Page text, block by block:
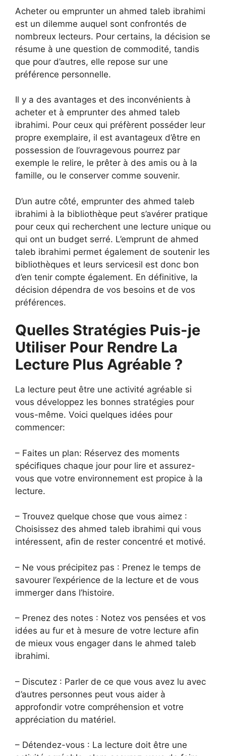
Acheter ou emprunter un ahmed taleb ibrahimi
est un dilemme auquel sont confrontés de
nombreux lecteurs. Pour certains, la décision se
résume à une question de commodité, tandis
que pour d’autres, elle repose sur une
préférence personnelle.
Il y a des avantages et des inconvénients à
acheter et à emprunter des ahmed taleb
ibrahimi. Pour ceux qui préfèrent posséder leur
propre exemplaire, il est avantageux d’être en
possession de l’ouvragevous pourrez par
exemple le relire, le prêter à des amis ou à la
famille, ou le conserver comme souvenir.
D’un autre côté, emprunter des ahmed taleb
ibrahimi à la bibliothèque peut s’avérer pratique
pour ceux qui recherchent une lecture unique ou
qui ont un budget serré. L’emprunt de ahmed
taleb ibrahimi permet également de soutenir les
bibliothèques et leurs servicesil est donc bon
d’en tenir compte également. En définitive, la
décision dépendra de vos besoins et de vos
préférences.
Quelles Stratégies Puis-je
Utiliser Pour Rendre La
Lecture Plus Agréable ?
La lecture peut être une activité agréable si
vous développez les bonnes stratégies pour
vous-même. Voici quelques idées pour
commencer:
– Faites un plan: Réservez des moments
spécifiques chaque jour pour lire et assurez-
vous que votre environnement est propice à la
lecture.
– Trouvez quelque chose que vous aimez :
Choisissez des ahmed taleb ibrahimi qui vous
intéressent, afin de rester concentré et motivé.
– Ne vous précipitez pas : Prenez le temps de
savourer l’expérience de la lecture et de vous
immerger dans l’histoire.
– Prenez des notes : Notez vos pensées et vos
idées au fur et à mesure de votre lecture afin
de mieux vous engager dans le ahmed taleb
ibrahimi.
– Discutez : Parler de ce que vous avez lu avec
d’autres personnes peut vous aider à
approfondir votre compréhension et votre
appréciation du matériel.
– Détendez-vous : La lecture doit être une